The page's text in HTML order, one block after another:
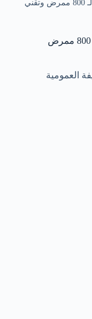
وزارة الصحة تعلن عن مباراة توظيف كبرى لـ 800 ممرض وتقني
وزارة الصحة تعلن عن مباراة توظيف كبرى لـ 800 ممرض
العمومية